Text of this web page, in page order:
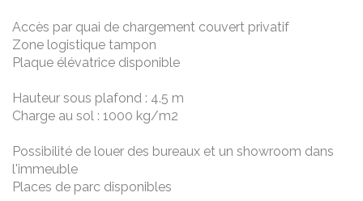
Accès par quai de chargement couvert privatif
Zone logistique tampon
Plaque élévatrice disponible
Hauteur sous plafond : 4.5 m
Charge au sol : 1000 kg/m2
Possibilité de louer des bureaux et un showroom dans
l'immeuble
Places de parc disponibles